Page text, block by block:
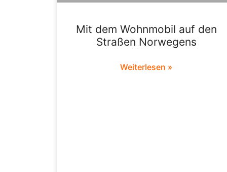
Mit dem Wohnmobil auf den
Straßen Norwegens
Weiterlesen »